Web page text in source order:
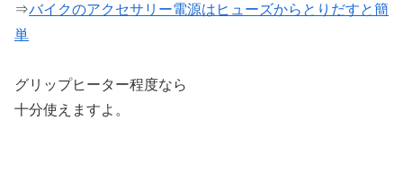
⇒バイクのアクセサリー電源はヒューズからとりだすと簡
単
グリップヒーター程度なら
十分使えますよ。